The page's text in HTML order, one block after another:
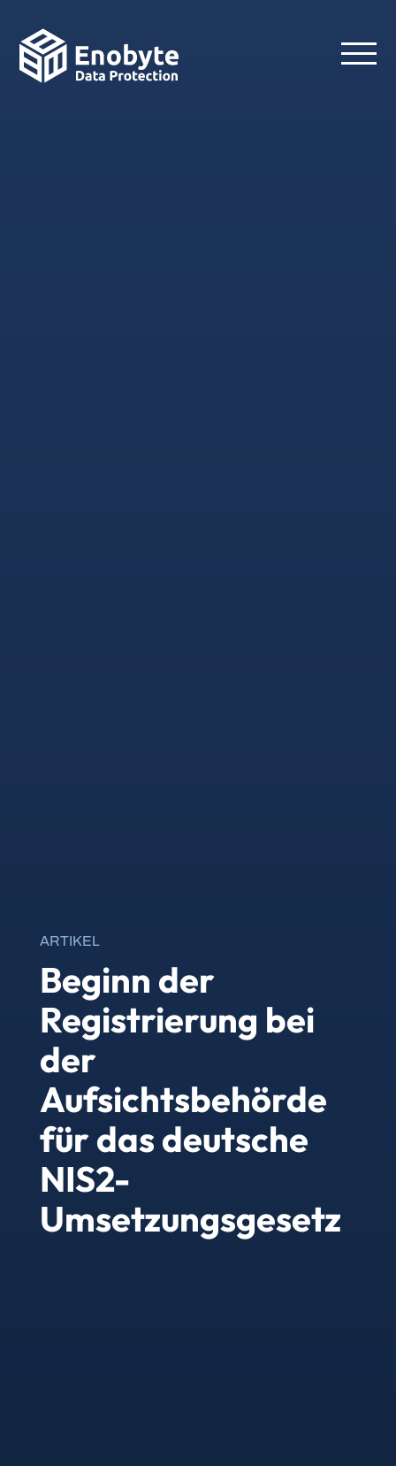
ARTIKEL
Beginn der
Registrierung bei
der
Aufsichtsbehörde
für das deutsche
NIS2-
Umsetzungsgesetz